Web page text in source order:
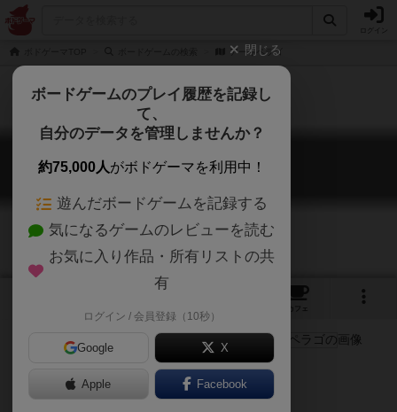
アーキペラゴ
アーキペラゴ
Archipelago
カフェ
中南米
閉じる
ボードゲームのプレイ履歴を記録し
て、
自分のデータを管理しませんか？
約75,000人がボドゲーマを利用中！
遊んだボードゲームを記録する
気になるゲームのレビューを読む
お気に入り作品・所有リストの共
有
ログイン / 会員登録（10秒）
Google X
Apple Facebook